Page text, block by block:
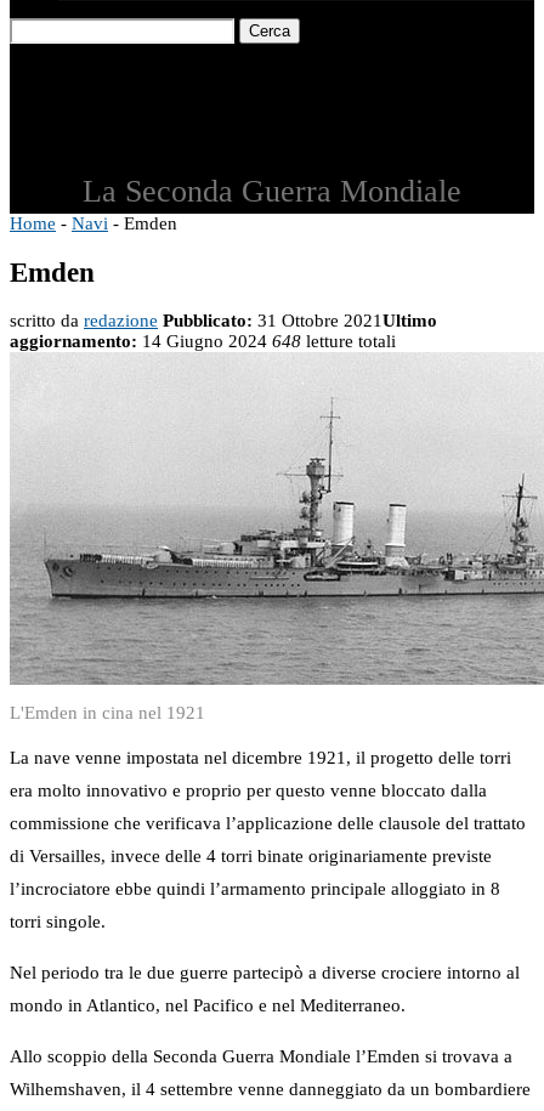
Cerca
La Seconda Guerra Mondiale
Home - Navi - Emden
Emden
scritto da redazione Pubblicato: 31 Ottobre 2021Ultimo
aggiornamento: 14 Giugno 2024 648 letture totali
L'Emden in cina nel 1921
La nave venne impostata nel dicembre 1921, il progetto delle torri
era molto innovativo e proprio per questo venne bloccato dalla
commissione che verificava l’applicazione delle clausole del trattato
di Versailles, invece delle 4 torri binate originariamente previste
l’incrociatore ebbe quindi l’armamento principale alloggiato in 8
torri singole.
Nel periodo tra le due guerre partecipò a diverse crociere intorno al
mondo in Atlantico, nel Pacifico e nel Mediterraneo.
Allo scoppio della Seconda Guerra Mondiale l’Emden si trovava a
Wilhemshaven, il 4 settembre venne danneggiato da un bombardiere